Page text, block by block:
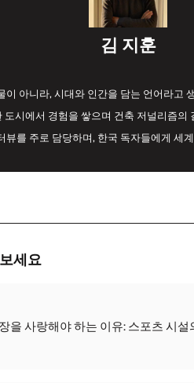
김 지훈
이 아니라, 시대와 인간을 담는 언어라고
도시에서 경험을 쌓으며 건축 저널리즘의
뷰를 주로 담당하며, 한국 독자들에게 세
세요
을 사랑해야 하는 이유: 스포츠 시